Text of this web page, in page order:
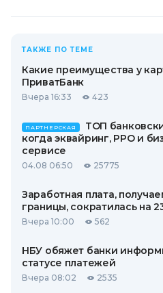
ТАКЖЕ ПО ТЕМЕ
Какие преимущества у
ПриватБанк
Вчера 16:33 423
ПАРТНЕРСКАЯ
ТОП
когда эквайринг, РРО и
сервисе
04.08 06:50 25775
Заработная плата,
границы, сократилась на
Вчера 10:00 562
НБУ обяжет банки
статусе платежей
Вчера 08:02 2535